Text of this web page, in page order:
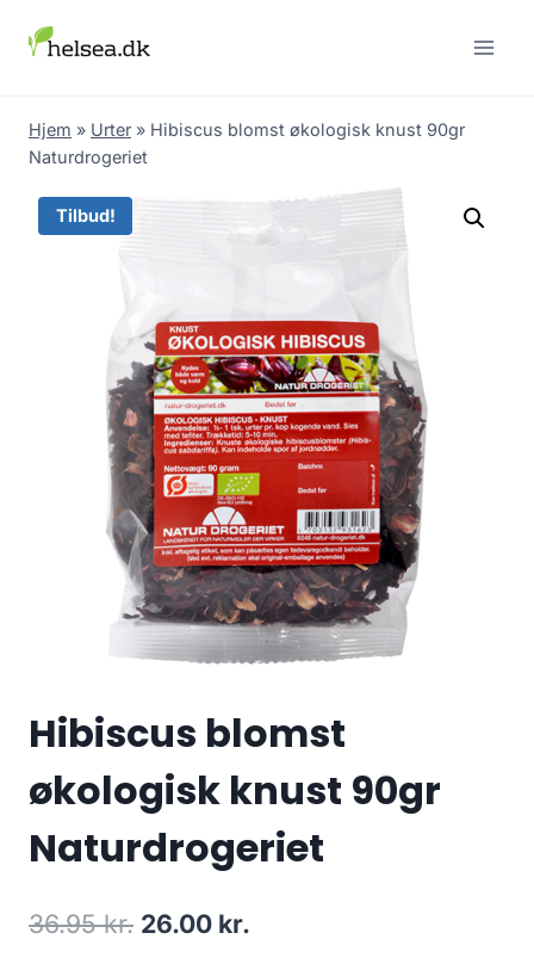
Hjem » Urter » Hibiscus blomst økologisk knust 90gr
Naturdrogeriet
Tilbud!
Hibiscus blomst
økologisk knust 90gr
Naturdrogeriet
36.95kr. Den
26.00 kr.